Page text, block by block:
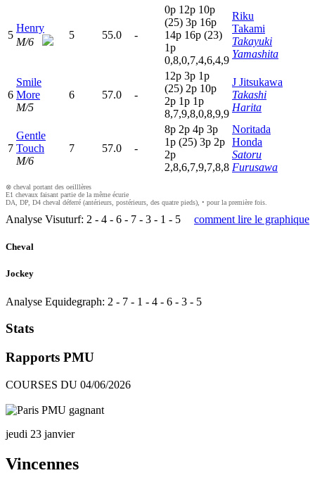
5
Henry
M/6
5 55.0 -
0p 12p 10p
(25) 3p 16p
14p 16p (23)
1p
0,8,0,7,4,6,4,9
Riku
Takami
Takayuki
Yamashita
6
Smile
More
M/5
6 57.0 -
12p 3p 1p
(25) 2p 10p
2p 1p 1p
8,7,9,8,0,8,9,9
J Jitsukawa
Takashi
Harita
7
Gentle
Touch
M/6
7 57.0 -
8p 2p 4p 3p
1p (25) 3p 2p
2p
2,8,6,7,9,7,8,8
Noritada
Honda
Satoru
Furusawa
⊗ cheval portant des oeilllères
E1 chevaux faisant partie de la même écurie
DA, DP, D4 cheval déferré (antérieurs, postérieurs, des quatre pieds), • pour la première fois.
Analyse Visuturf: 2 - 4 - 6 - 7 - 3 - 1 - 5 comment lire le graphique
Cheval
Jockey
Analyse Equidegraph: 2 - 7 - 1 - 4 - 6 - 3 - 5
Stats
Rapports PMU
COURSES DU 04/06/2026
jeudi 23 janvier
Vincennes